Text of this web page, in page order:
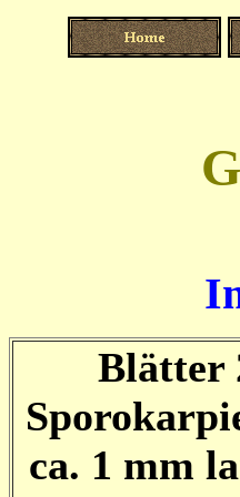
Blätter
ca. 1 mm